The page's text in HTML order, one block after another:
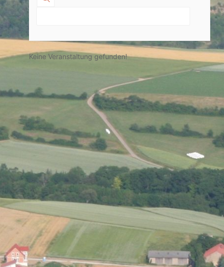
Keine Veranstaltung gefunden!